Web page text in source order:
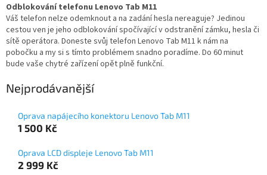
Odblokování telefonu Lenovo Tab M11
Váš telefon nelze odemknout a na zadání hesla nereaguje? Jedinou
cestou ven je jeho odblokování spočívající v odstranění zámku, hesla či
sítě operátora. Doneste svůj telefon Lenovo Tab M11 k nám na
pobočku a my si s tímto problémem snadno poradíme. Do 60 minut
bude vaše chytré zařízení opět plně funkční.
Nejprodávanější
Oprava napájecího konektoru Lenovo Tab M11
1 500 Kč
Oprava LCD displeje Lenovo Tab M11
2 999 Kč